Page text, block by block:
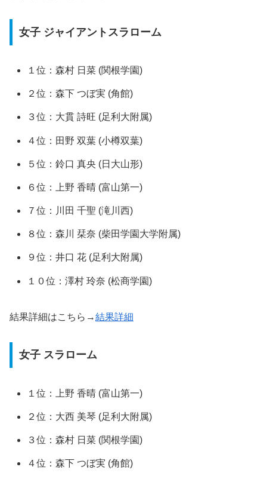
女子 ジャイアントスラローム
１位：森村 日菜 (関根学園)
２位：森下 つぼ実 (角館)
３位：大貫 詩旺 (足利大附属)
４位：田野 双葉 (小樽双葉)
５位：鈴口 真央 (日大山形)
６位：上野 香晴 (富山第一)
７位：川田 千聖 (滝川西)
８位：森川 栞奈 (柴田学園大学附属)
９位：井口 花 (足利大附属)
１０位：澤村 玲奈 (松商学園)
結果詳細はこちら→結果詳細
女子 スラローム
１位：上野 香晴 (富山第一)
２位：大西 美琴 (足利大附属)
３位：森村 日菜 (関根学園)
４位：森下 つぼ実 (角館)